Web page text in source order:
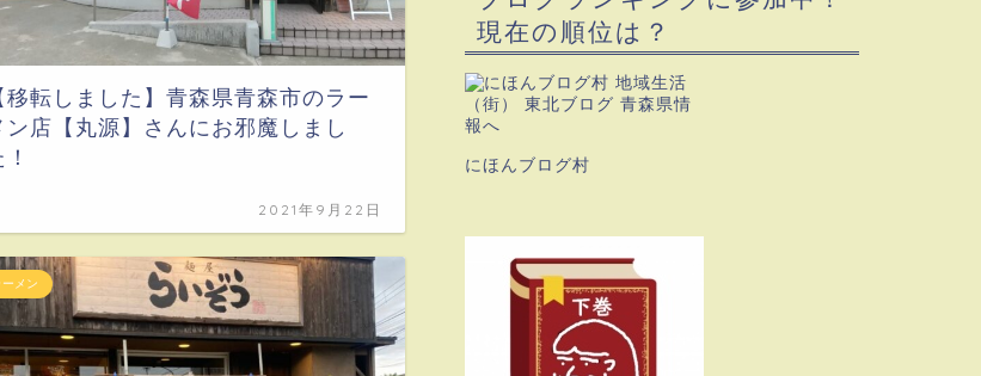
移転しました】青森県青森市のラー
ン店【丸源】さんにお邪魔しまし
2021年9月22日
ーメン
現在の順位は？
にほんブログ村